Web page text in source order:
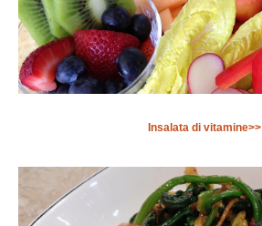
Insalata di vitamine>>